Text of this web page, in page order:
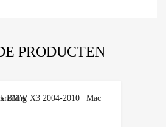
PRODUCTEN